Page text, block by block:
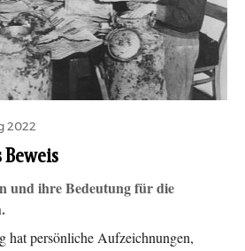
2022
Beweis
und ihre Bedeutung für die
hat persönliche Aufzeichnungen,